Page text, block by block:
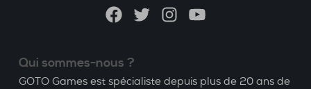
FacebookTwitterInstagramYouTube
Qui sommes-nous ?
GOTO Games est spécialiste depuis plus de 20 ans de